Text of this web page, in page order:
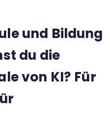
und Bildung
du die
von KI? Für